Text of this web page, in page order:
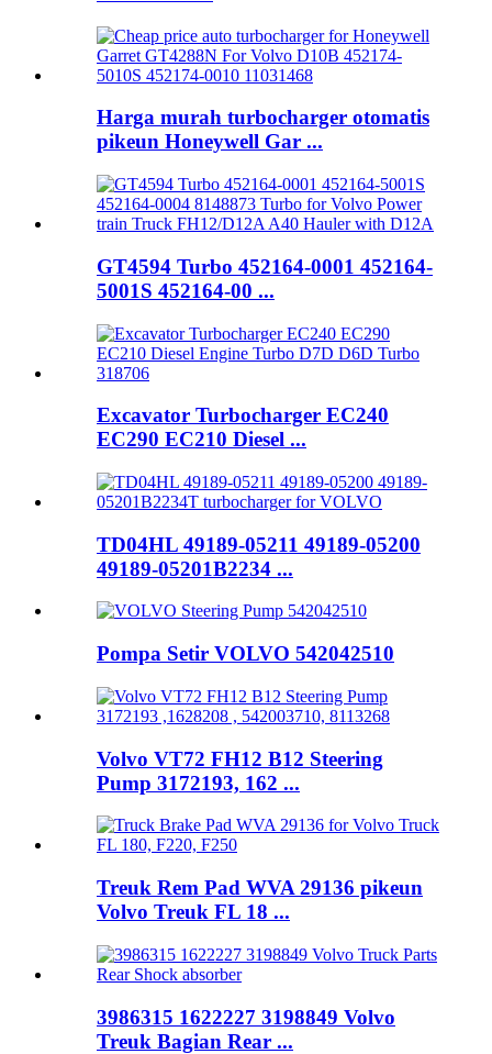
Harga murah turbocharger otomatis
pikeun Honeywell Gar ...
GT4594 Turbo 452164-0001 452164-
5001S 452164-00 ...
Excavator Turbocharger EC240
EC290 EC210 Diesel ...
TD04HL 49189-05211 49189-05200
49189-05201B2234 ...
Pompa Setir VOLVO 542042510
Volvo VT72 FH12 B12 Steering
Pump 3172193, 162 ...
Treuk Rem Pad WVA 29136 pikeun
Volvo Treuk FL 18 ...
3986315 1622227 3198849 Volvo
Treuk Bagian Rear ...